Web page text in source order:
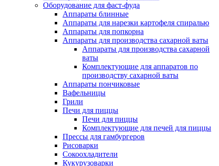
Оборудование для фаст-фуда
Аппараты блинные
Аппараты для нарезки картофеля спиралью
Аппараты для попкорна
Аппараты для производства сахарной ваты
Аппараты для производства сахарной
ваты
Комплектующие для аппаратов по
производству сахарной ваты
Аппараты пончиковые
Вафельницы
Грили
Печи для пиццы
Печи для пиццы
Комплектующие для печей для пиццы
Прессы для гамбургеров
Рисоварки
Сокоохладители
Кукурузоварки